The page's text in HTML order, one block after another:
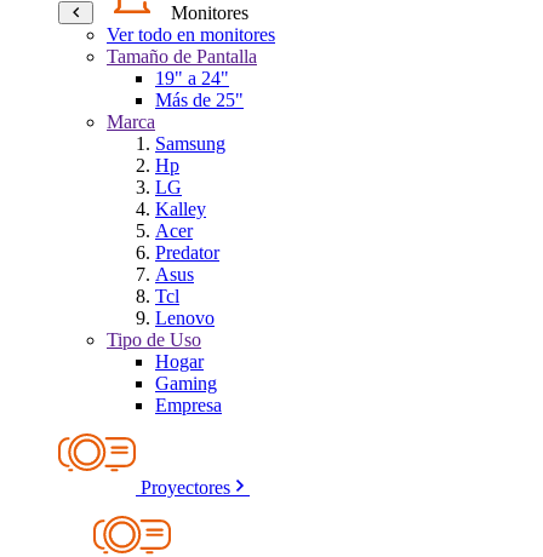
Monitores
Ver todo en monitores
Tamaño de Pantalla
19" a 24"
Más de 25"
Marca
Samsung
Hp
LG
Kalley
Acer
Predator
Asus
Tcl
Lenovo
Tipo de Uso
Hogar
Gaming
Empresa
Proyectores